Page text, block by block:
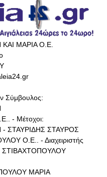
ΜΑΡΙΑ Ο.Ε.
Σύμβουλος:
- Μέτοχοι:
ΣΤΑΥΡΙΔΗΣ ΣΤΑΥΡΟΣ
Ο.Ε.. - Διαχειριστής
ΣΤΙΒΑΧΤΟΠΟΥΛΟΥ
ΜΑΡΙΑ